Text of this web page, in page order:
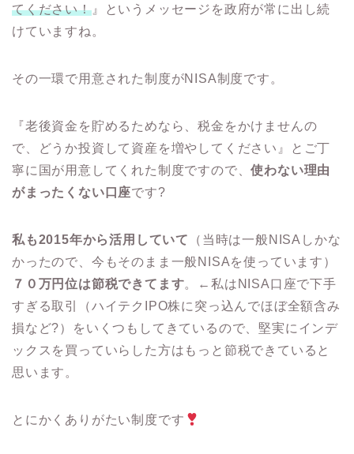
てください！』というメッセージを政府が常に出し続
けていますね。
その一環で用意された制度がNISA制度です。
『老後資金を貯めるためなら、税金をかけませんの
で、どうか投資して資産を増やしてください』とご丁
寧に国が用意してくれた制度ですので、使わない理由
がまったくない口座です?
私も2015年から活用していて
（当時は一般NISAしかな
かったので、今もそのまま一般NISAを使っています）
７０万円位は節税できてます。←私はNISA口座で下手
すぎる取引（ハイテクIPO株に突っ込んでほぼ全額含み
損など?）をいくつもしてきているので、堅実にインデ
ックスを買っていらした方はもっと節税できていると
思います。
とにかくありがたい制度です